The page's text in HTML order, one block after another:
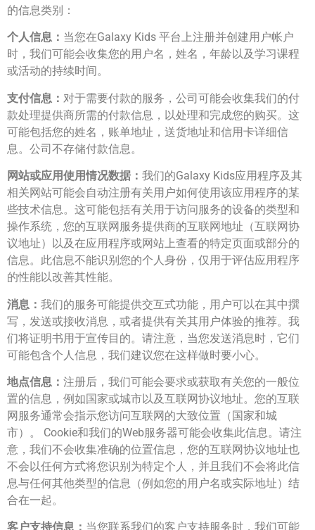
的信息类别：
个人信息： 当您在Galaxy Kids 平台上注册并创建用户帐户
时，我们可能会收集您的用户名，姓名，年龄以及学习课程
或活动的持续时间。
支付信息： 对于需要付款的服务，公司可能会收集我们的付
款处理提供商所需的付款信息，以处理和完成您的购买。这
可能包括您的姓名，账单地址，送货地址和信用卡详细信
息。公司不存储付款信息。
网站或应用使用情况数据： 我们的Galaxy Kids应用程序及其
相关网站可能会自动注册有关用户如何使用该应用程序的某
些技术信息。这可能包括有关用于访问服务的设备的类型和
操作系统，您的互联网服务提供商的互联网地址（互联网协
议地址）以及在应用程序或网站上查看的特定页面或部分的
信息。此信息不能识别您的个人身份，仅用于评估应用程序
的性能以改善其性能。
消息： 我们的服务可能提供交互式功能，用户可以在其中撰
写，发送或接收消息，或者提供有关其用户体验的推荐。我
们将证明书用于宣传目的。请注意，当您发送消息时，它们
可能包含个人信息，我们建议您在这样做时要小心。
地点信息： 注册后，我们可能会要求或获取有关您的一般位
置的信息，例如国家或城市以及互联网协议地址。您的互联
网服务通常会指示您访问互联网的大致位置（国家和城
市）。 Cookie和我们的Web服务器可能会收集此信息。请注
意，我们不会收集准确的位置信息，您的互联网协议地址也
不会以任何方式将您识别为特定个人，并且我们不会将此信
息与任何其他类型的信息（例如您的用户名或实际地址）结
合在一起。
客户支持信息： 当您联系我们的客户支持服务时，我们可能